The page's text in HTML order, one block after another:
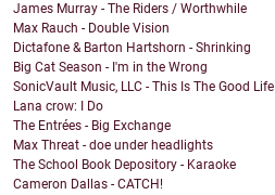
James Murray - The Riders / Worthwhile
Max Rauch - Double Vision
Dictafone & Barton Hartshorn - Shrinking
Big Cat Season - I'm in the Wrong
SonicVault Music, LLC - This Is The Good Life
Lana crow: I Do
The Entrées - Big Exchange
Max Threat - doe under headlights
The School Book Depository - Karaoke
Cameron Dallas - CATCH!